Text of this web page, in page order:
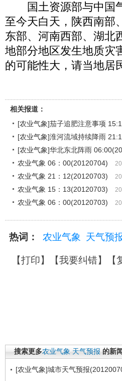
国土资源部与中国气
至今天白天，陕西南部
东部、河南西部、湖北
地部分地区发生地质灾
的可能性大，请当地居
相关报道：
[农业气象]茄子追肥注意事项
[农业气象]淮河流域持续降雨
[农业气象]华北东北阵雨
农业气象 06：00(20120704)
农业气象 21：12(20120703)
农业气象 15：13(20120703)
农业气象 06：00(20120703)
热词： 农业气象 天气预
【打印】【我要纠错】【
搜索更多农业气象 天气预报 的新闻
[农业气象]城市天气预报